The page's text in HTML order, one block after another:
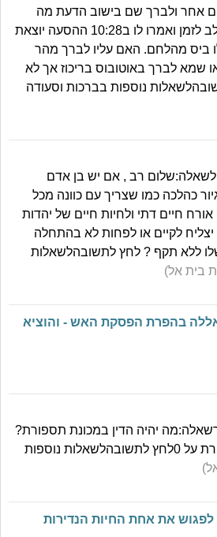
אחר ולברך שם בישוב הדעת מה
עדיף? לדוג אדם לא שם לב לזמן ואמרו לו ב10:28 ההסעה יוצאת
ביס מהלחם. האם עליו לברך מהר
שמא לברך באוטובוס בריכוז אך לא
נוספות בברכות וסעודה
רב , אם יש בן אדם
כהלכה כמו שצריך עם כוונה מכל
חיים דתי ולחיות חיים של יהדות
לקיים או לפחות לא בהתחלה
ללא תקף ? לחץ לתשובהלשאלות
בית אל)
בהפרת הפסקת האש - והוציא
יהיה הדין במכונת תספורת?
האם מותר? מכונת תספורת על 0לחץ לתשובהלשאלות נוספות
לפגוש את אחת החיות הנדירות